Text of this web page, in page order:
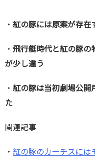
・ 紅の豚には原案が存在
・ 飛行艇時代と紅の豚の
が少し違う
・ 紅の豚は当初劇場公開
た
関連記事
・ 紅の豚のカーチスには